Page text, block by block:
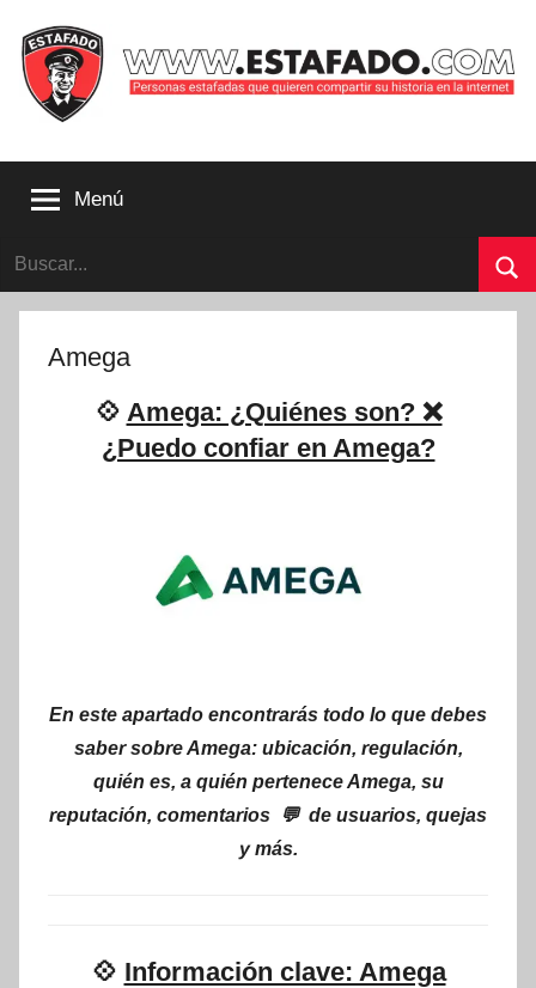
contenido
que
compartir
su
Estafado.com
Menú
Buscar:
Amega
💠 Amega: ¿Quiénes son? ❌
¿Puedo confiar en Amega?
En este apartado encontrarás todo lo que debes
saber sobre Amega: ubicación, regulación,
quién es, a quién pertenece Amega, su
reputación, comentarios 💬 de usuarios, quejas
y más.
💠 Información clave: Amega